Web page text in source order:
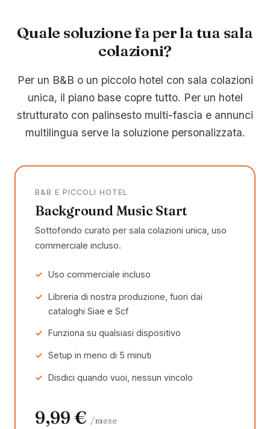
Quale soluzione fa per la tua sala
colazioni?
Per un B&B o un piccolo hotel con sala colazioni
unica, il piano base copre tutto. Per un hotel
strutturato con palinsesto multi-fascia e annunci
multilingua serve la soluzione personalizzata.
B&B E PICCOLI HOTEL
Background Music Start
Sottofondo curato per sala colazioni unica, uso
commerciale incluso.
Uso commerciale incluso
Libreria di nostra produzione, fuori dai
cataloghi Siae e Scf
Funziona su qualsiasi dispositivo
Setup in meno di 5 minuti
Disdici quando vuoi, nessun vincolo
9,99 € /mese